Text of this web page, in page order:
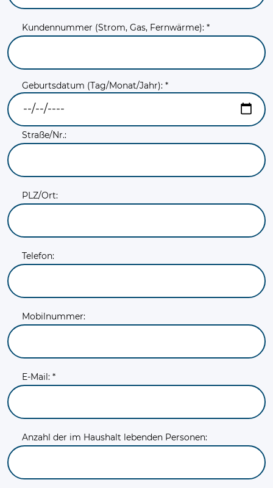
Kundennummer (Strom, Gas, Fernwärme): *
Geburtsdatum (Tag/Monat/Jahr): *
Straße/Nr.:
PLZ/Ort:
Telefon:
Mobilnummer:
E-Mail: *
Anzahl der im Haushalt lebenden Personen: